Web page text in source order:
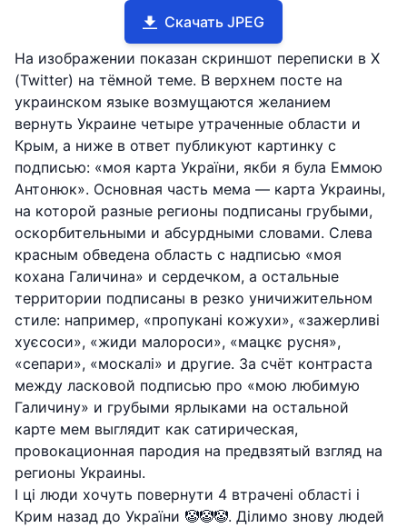
Скачать JPEG
На изображении показан скриншот переписки в X
(Twitter) на тёмной теме. В верхнем посте на
украинском языке возмущаются желанием
вернуть Украине четыре утраченные области и
Крым, а ниже в ответ публикуют картинку с
подписью: «моя карта України, якби я була Еммою
Антонюк». Основная часть мема — карта Украины,
на которой разные регионы подписаны грубыми,
оскорбительными и абсурдными словами. Слева
красным обведена область с надписью «моя
кохана Галичина» и сердечком, а остальные
территории подписаны в резко уничижительном
стиле: например, «пропукані кожухи», «зажерливі
хуєсоси», «жиди малороси», «мацкє русня»,
«сепари», «москалі» и другие. За счёт контраста
между ласковой подписью про «мою любимую
Галичину» и грубыми ярлыками на остальной
карте мем выглядит как сатирическая,
провокационная пародия на предвзятый взгляд на
регионы Украины.
І ці люди хочуть повернути 4 втрачені області і
Крим назад до України 🤡🤡🤡. Ділимо знову людей